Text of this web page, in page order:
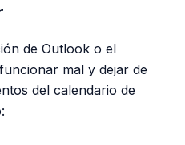
de Outlook o el
mal y dejar de
del calendario de